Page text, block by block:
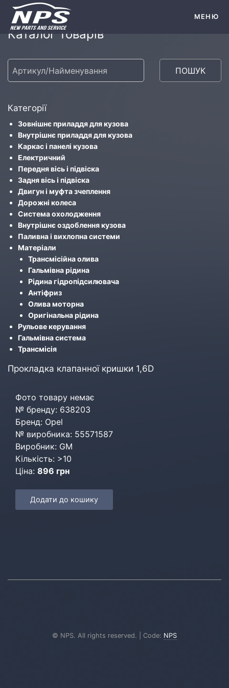
МЕНЮ
Каталог товарів
ПОШУК
Категорії
Зовнішнє приладдя для кузова
Внутрішнє приладдя для кузова
Каркас і панелі кузова
Електричний
Передня вісь і підвіска
Задня вісь і підвіска
Двигун і муфта зчеплення
Дорожні колеса
Система охолодження
Внутрішнє оздоблення кузова
Паливна і вихлопна системи
Матеріали
Трансмісійна олива
Гальмівна рідина
Рідина гідропідсилювача
Антіфриз
Олива моторна
Оригінальна рідина
Рульове керування
Гальмівна система
Трансмісія
Прокладка клапанної кришки 1,6D
Фото товару немає
№ бренду: 638203
Бренд: Opel
№ виробника: 55571587
Виробник: GM
Кількість: >10
Ціна: 896 грн
Додати до кошику
© NPS. All rights reserved. | Code: NPS